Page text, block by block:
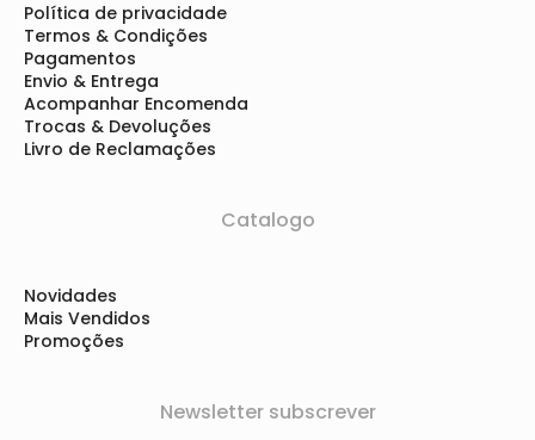
Política de privacidade
Termos & Condições
Pagamentos
Envio & Entrega
Acompanhar Encomenda
Trocas & Devoluções
Livro de Reclamações
Catalogo
Novidades
Mais Vendidos
Promoções
Newsletter subscrever